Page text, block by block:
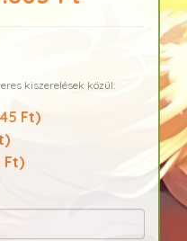
kiszerelések közül:
Ft)
)
Ft)